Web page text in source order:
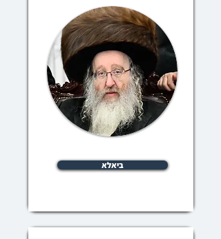
ביאלא